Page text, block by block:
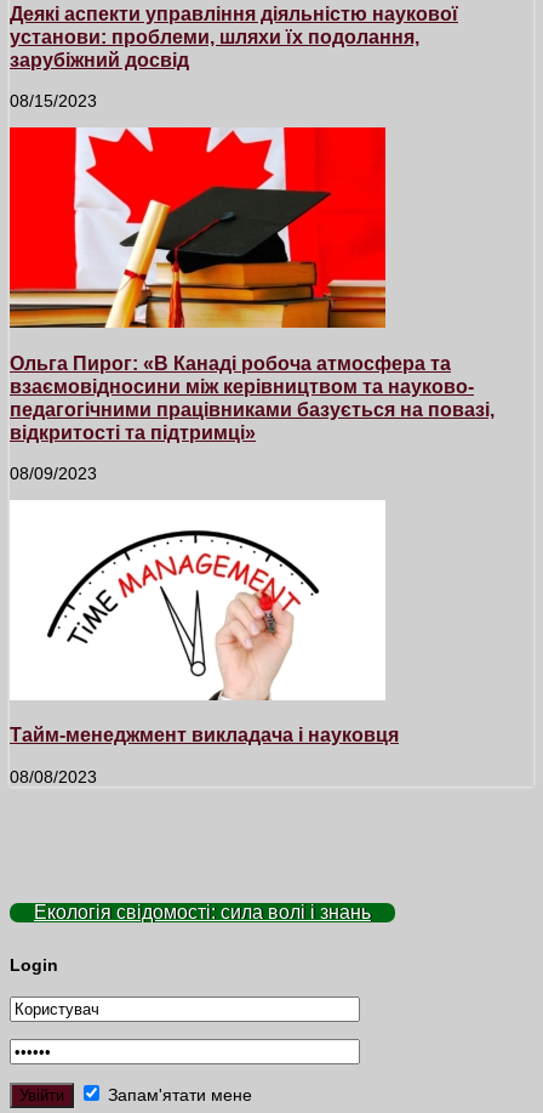
Деякі аспекти управління діяльністю наукової
установи: проблеми, шляхи їх подолання,
зарубіжний досвід
08/15/2023
Ольга Пирог: «В Канаді робоча атмосфера та
взаємовідносини між керівництвом та науково-
педагогічними працівниками базується на повазі,
відкритості та підтримці»
08/09/2023
Тайм-менеджмент викладача і науковця
08/08/2023
Екологія свідомості: сила волі і знань
Login
Запам'ятати мене